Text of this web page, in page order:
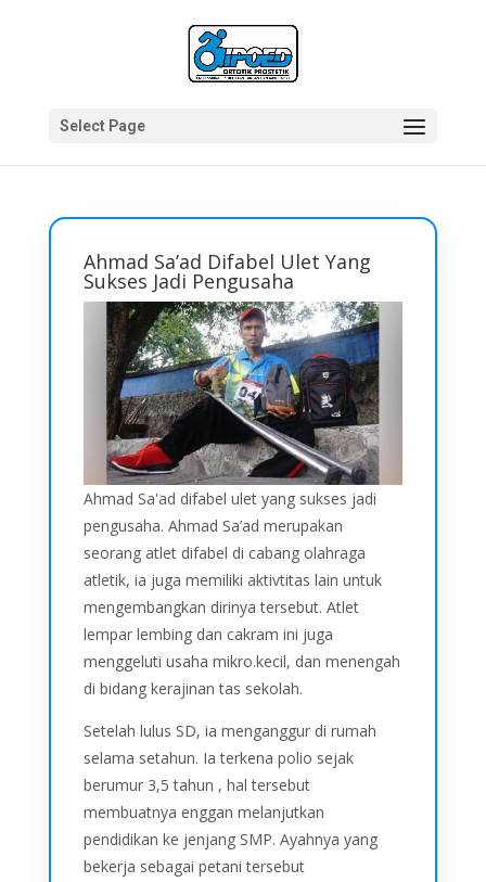
Select Page
Ahmad Sa’ad Difabel Ulet Yang
Sukses Jadi Pengusaha
Ahmad Sa'ad difabel ulet yang sukses jadi
pengusaha. Ahmad Sa’ad merupakan
seorang atlet difabel di cabang olahraga
atletik, ia juga memiliki aktivtitas lain untuk
mengembangkan dirinya tersebut. Atlet
lempar lembing dan cakram ini juga
menggeluti usaha mikro.kecil, dan menengah
di bidang kerajinan tas sekolah.
Setelah lulus SD, ia menganggur di rumah
selama setahun. Ia terkena polio sejak
berumur 3,5 tahun , hal tersebut
membuatnya enggan melanjutkan
pendidikan ke jenjang SMP. Ayahnya yang
bekerja sebagai petani tersebut